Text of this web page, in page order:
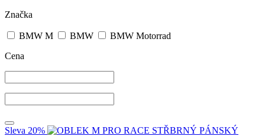
Značka
BMW M BMW
BMW Motorrad
Cena
Sleva 20%